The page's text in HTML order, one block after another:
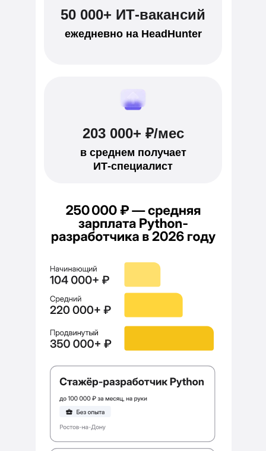
в среднем получает
ИТ-специалист
203 000+ ₽/мес
ежедневно на HeadHunter
50 000+ ИТ-вакансий